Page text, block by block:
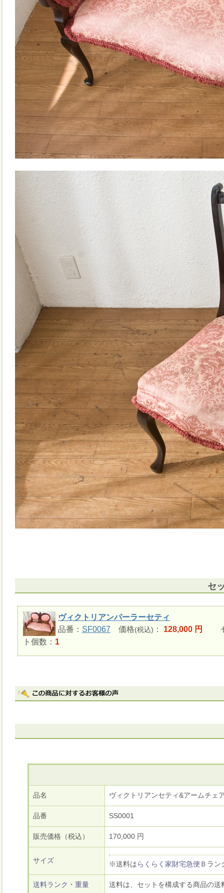
セ
ヴィクトリアンパーラーセティ
品番： SF0067 価格(税込) ： 128,000 円
セ
ト個数： 1
品名 ヴィクトリアンセティ&アームチ
品番 SS0001
販売価格（税込） 170,000 円
サイズ ※送料は らくらく家財宅急便 Ｂラン
送料ランク・重量 送料は、セットを構成する商品の